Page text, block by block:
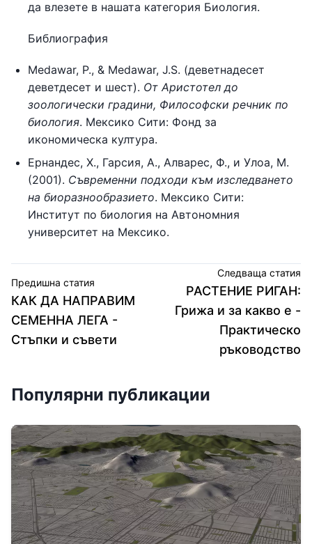
да влезете в нашата категория Биология.
Библиография
Medawar, P., & Medawar, J.S. (деветнадесет
деветдесет и шест). От Аристотел до
зоологически градини, Философски речник по
биология. Мексико Сити: Фонд за
икономическа култура.
Ернандес, Х., Гарсия, А., Алварес, Ф., и Улоа, М.
(2001). Съвременни подходи към изследването
на биоразнообразието. Мексико Сити:
Институт по биология на Автономния
университет на Мексико.
Предишна статия
КАК ДА НАПРАВИМ
СЕМЕННА ЛЕГА -
Стъпки и съвети
Следваща статия
РАСТЕНИЕ РИГАН:
Грижа и за какво е -
Практическо
ръководство
Популярни публикации